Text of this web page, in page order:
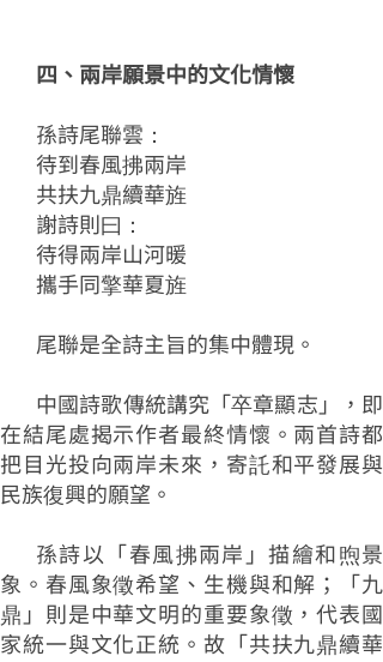
四、兩岸願景中的文化情懷
孫詩尾聯雲：
待到春風拂兩岸
共扶九鼎續華旌
謝詩則曰：
待得兩岸山河暖
攜手同擎華夏旌
尾聯是全詩主旨的集中體現。
中國詩歌傳統講究「卒章顯志」，即
在結尾處揭示作者最終情懷。兩首詩都
把目光投向兩岸未來，寄託和平發展與
民族復興的願望。
孫詩以「春風拂兩岸」描繪和煦景
象。春風象徵希望、生機與和解；「九
鼎」則是中華文明的重要象徵，代表國
家統一與文化正統。故「共扶九鼎續華